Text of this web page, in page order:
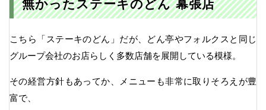
無かったステーキのどん 幕張店
こちら「ステーキのどん」だが、どん亭やフォルクスと同じ
グループ会社のお店らしく多数店舗を展開している模様。
その経営方針もあってか、メニューも非常に取りそろえが豊
富で、